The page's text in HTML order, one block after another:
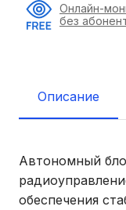
Описание
Автономный
обеспечения
Онлайн-
без